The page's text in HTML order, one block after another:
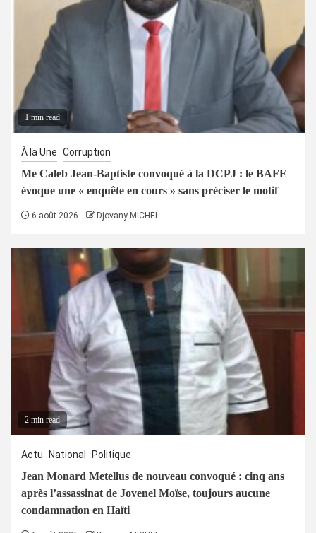
1 min read
À la Une Corruption
Me Caleb Jean-Baptiste convoqué à la DCPJ : le BAFE
évoque une « enquête en cours » sans préciser le motif
6 août 2026 Djovany MICHEL
2 min read
Actu National Politique
Jean Monard Metellus de nouveau convoqué : cinq ans
après l’assassinat de Jovenel Moïse, toujours aucune
condamnation en Haïti